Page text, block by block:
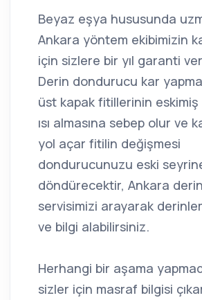
Beyaz eşya hususunda
Ankara yöntem ekibimizin
için sizlere bir yıl garanti
Derin dondurucu kar
üst kapak fitillerinin eskimiş
ısı almasına sebep olur ve
yol açar fitilin değişmesi
dondurucunuzu eski
döndürecektir, Ankara
servisimizi arayarak
ve bilgi alabilirsiniz.
Herhangi bir aşama
sizler için masraf bilgisi